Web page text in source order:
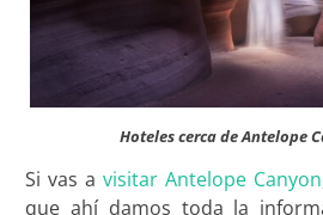
Hoteles cerca de Antelope
Si vas a visitar Antelope Canyon
que ahí damos toda la